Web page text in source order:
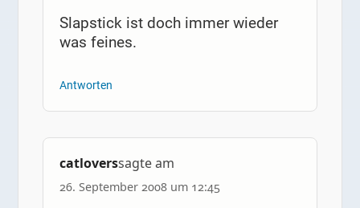
Slapstick ist doch immer wieder
was feines.
Antworten
catloverssagte am
26. September 2008 um 12:45